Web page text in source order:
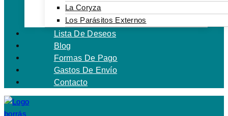
La Coryza
Los Parásitos Externos
Lista De Deseos
Blog
Formas De Pago
Gastos De Envío
Contacto